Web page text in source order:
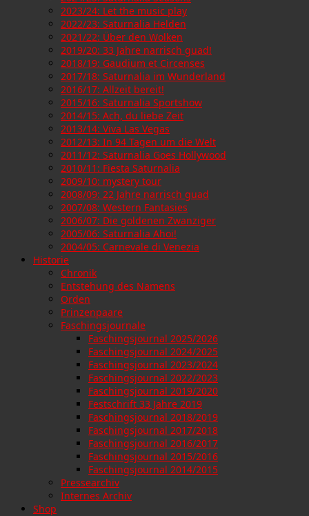
2023/24: Let the music play
2022/23: Saturnalia Helden
2021/22: Über den Wolken
2019/20: 33 Jahre narrisch guad!
2018/19: Gaudium et Circenses
2017/18: Saturnalia im Wunderland
2016/17: Allzeit bereit!
2015/16: Saturnalia Sportshow
2014/15: Ach, du liebe Zeit
2013/14: Viva Las Vegas
2012/13: In 94 Tagen um die Welt
2011/12: Saturnalia Goes Hollywood
2010/11: Fiesta Saturnalia
2009/10: mystery tour
2008/09: 22 Jahre narrisch guad
2007/08: Western Fantasies
2006/07: Die goldenen Zwanziger
2005/06: Saturnalia Ahoi!
2004/05: Carnevale di Venezia
Historie
Chronik
Entstehung des Namens
Orden
Prinzenpaare
Faschingsjournale
Faschingsjournal 2025/2026
Faschingsjournal 2024/2025
Faschingsjournal 2023/2024
Faschingsjournal 2022/2023
Faschingsjournal 2019/2020
Festschrift 33 Jahre 2019
Faschingsjournal 2018/2019
Faschingsjournal 2017/2018
Faschingsjournal 2016/2017
Faschingsjournal 2015/2016
Faschingsjournal 2014/2015
Pressearchiv
Internes Archiv
Shop